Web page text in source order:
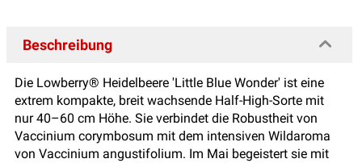
Beschreibung
Die Lowberry® Heidelbeere 'Little Blue Wonder' ist eine
extrem kompakte, breit wachsende Half-High-Sorte mit
nur 40–60 cm Höhe. Sie verbindet die Robustheit von
Vaccinium corymbosum mit dem intensiven Wildaroma
von Vaccinium angustifolium. Im Mai begeistert sie mit